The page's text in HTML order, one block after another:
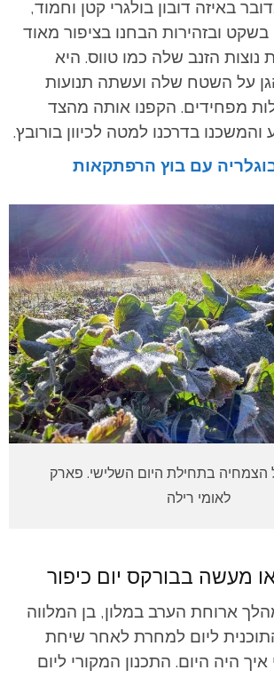
באיזה דובון בולגרי קטן וחמוד,
ובזהירות הבחנו בציפור מאוד
הזנב שלה כמו טווס. היא
על השטח שלה ועשתה תנועות
מפחידים. הקפנו אותה מהצד
והמשכנו בדרכנו למטה לכיוון בורובץ.
עם בוץ הרפתקאות
הצמחיה בתחילת היום השלישי. פארק
לאומי רילה
או מעשה בבורקס יום כיפור
ארוחת הערב במלון, בן המלווה
ליום למחרת לאחר שיחת
היה היום. התכנון המקורי ליום